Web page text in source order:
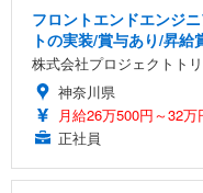
フロントエンドエンジ
トの実装/賞与あり/昇
株式会社プロジェクトト
神奈川県
月給26万500円～32万
正社員